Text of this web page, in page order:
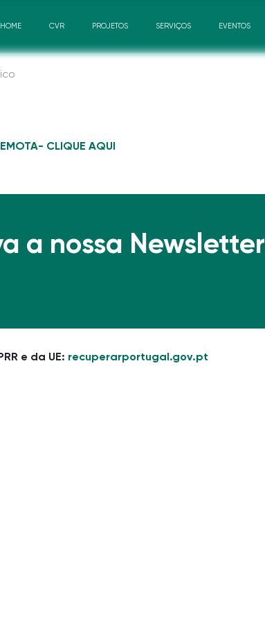
HOME CVR PROJETOS SERVIÇOS EVENTOS
CLIQUE AQUI
a nossa Newsletter
e da UE: recuperarportugal.gov.pt